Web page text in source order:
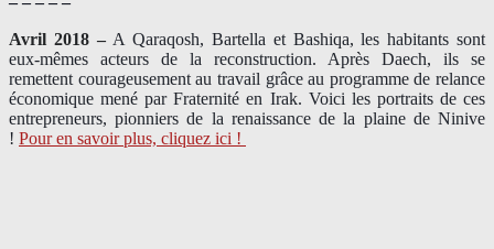
Avril 2018 – A Qaraqosh, Bartella et Bashiqa, les habitants sont
eux-mêmes acteurs de la reconstruction. Après Daech, ils se
remettent courageusement au travail grâce au programme de relance
économique mené par Fraternité en Irak. Voici les portraits de ces
entrepreneurs, pionniers de la renaissance de la plaine de Ninive
! Pour en savoir plus, cliquez ici !